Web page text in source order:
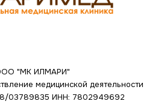
"МК ИЛМАРИ"
медицинской деятельности
03789835 ИНН: 7802949692